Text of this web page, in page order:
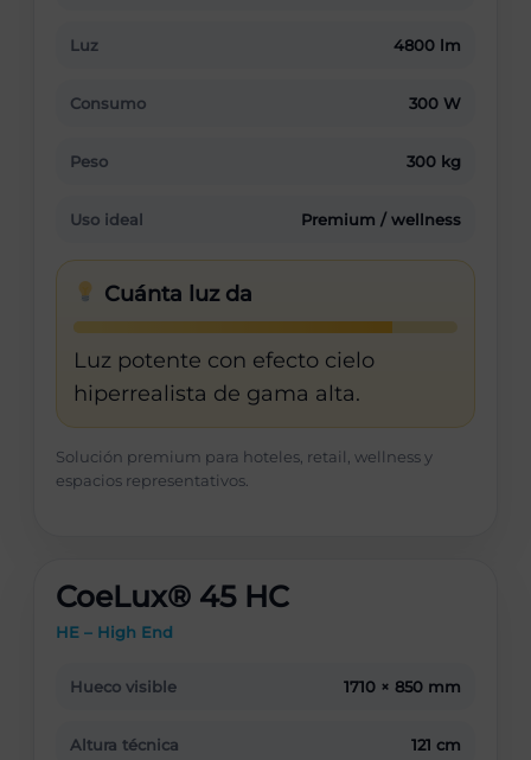
Luz 4800 lm
Consumo 300 W
Peso 300 kg
Uso ideal Premium / wellness
Cuánta luz da
Luz potente con efecto cielo
hiperrealista de gama alta.
Solución premium para hoteles, retail, wellness y
espacios representativos.
CoeLux® 45 HC
HE – High End
Hueco visible 1710 × 850 mm
Altura técnica 121 cm